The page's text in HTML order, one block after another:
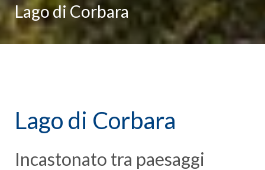
Lago di Corbara
Lago di Corbara
Incastonato tra paesaggi